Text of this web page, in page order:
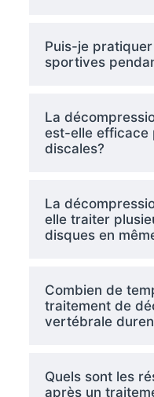
Puis-je
sportives
La
est-elle efficace
discales?
La
elle traiter
disques en
Combien de
traitement de
vertébrale
Quels sont les
après un